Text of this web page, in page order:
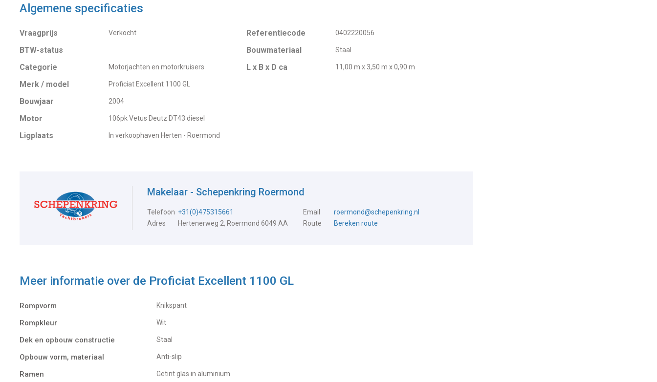
Algemene specificaties
Vraagprijs Verkocht
BTW-status
Categorie
Motorjachten en motorkruisers
Merk / model Proficiat Excellent 1100 GL
Bouwjaar 2004
Motor 106pk Vetus Deutz DT43 diesel
Ligplaats In verkoophaven Herten - Roermond
Referentiecode 0402220056
Bouwmateriaal Staal
L x B x D ca 11,00 m x 3,50 m x 0,90 m
Makelaar - Schepenkring Roermond
Telefoon +31(0)475315661 Email
roermond@schepenkring.nl
Adres
Hertenerweg 2, Roermond 6049 AA Route Bereken route
Meer informatie over de Proficiat Excellent 1100 GL
Rompvorm Knikspant
Rompkleur Wit
Dek en opbouw constructie Staal
Opbouw vorm, materiaal Anti-slip
Ramen Getint glas in aluminium